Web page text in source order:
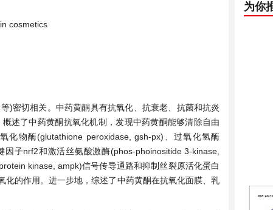
cosmetics
)密切相关。中药黄酮具有抗氧化、抗衰老、抗菌和抗炎
述了中药黄酮抗氧化机制，发现中药黄酮能够清除自由
化物酶(glutathione peroxidase, gsh-px)、过氧化氢酶
子nrf2和激活丝氨酸激酶(phos-phoinositide 3-kinase,
kinase, ampk)信号传导通路和抑制丝裂原活化蛋白
的作用。进一步地，综述了中药黄酮在抗氧化面膜、乳
为你